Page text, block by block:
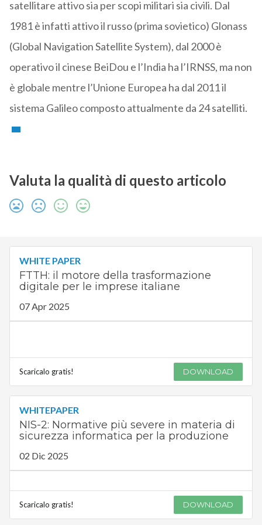
satellitare attivo sia per scopi militari sia civili. Dal
1981 è infatti attivo il russo (prima sovietico) Glonass
(Global Navigation Satellite System), dal 2000 è
operativo il cinese BeiDou e l’India ha l’IRNSS, ma non
è globale mentre l’Unione Europea ha dal 2011 il
sistema Galileo composto attualmente da 24 satelliti.
Valuta la qualità di questo articolo
WHITE PAPER
FTTH: il motore della trasformazione
digitale per le imprese italiane
07 Apr 2025
Scaricalo gratis! DOWNLOAD
WHITEPAPER
NIS-2: Normative più severe in materia di
sicurezza informatica per la produzione
02 Dic 2025
Scaricalo gratis! DOWNLOAD